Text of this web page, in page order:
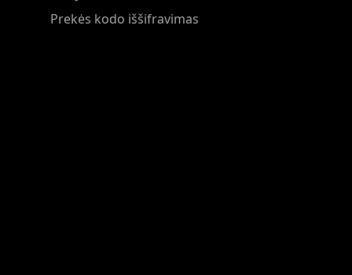
Prekės kodo iššifravimas